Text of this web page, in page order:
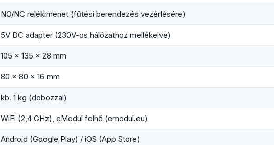
NO/NC relékimenet (fűtési berendezés vezérlésére)
5V DC adapter (230V-os hálózathoz mellékelve)
105 × 135 × 28 mm
80 × 80 × 16 mm
kb. 1 kg (dobozzal)
WiFi (2,4 GHz), eModul felhő (emodul.eu)
Android (Google Play) / iOS (App Store)